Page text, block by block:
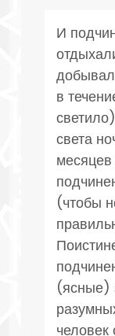
И
в
света
(чтобы
(ясные)
человек